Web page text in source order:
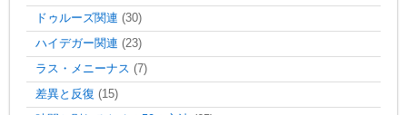
ドゥルーズ関連 (30)
ハイデガー関連 (23)
ラス・メニーナス (7)
差異と反復 (15)